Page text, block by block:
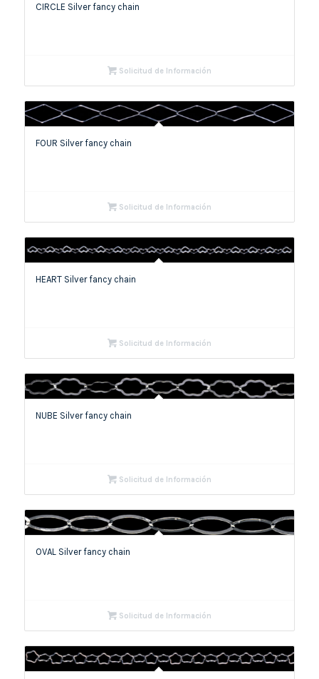
CIRCLE Silver fancy chain
Solicitud de Información
FOUR Silver fancy chain
Solicitud de Información
HEART Silver fancy chain
Solicitud de Información
NUBE Silver fancy chain
Solicitud de Información
OVAL Silver fancy chain
Solicitud de Información